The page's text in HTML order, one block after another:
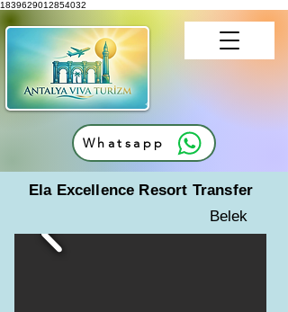
1839629012854032
Whatsapp
Ela Excellence Resort Transfer
Belek